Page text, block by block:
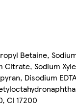
Betaine,
Citrate, Sodium
Disodium
CI 17200